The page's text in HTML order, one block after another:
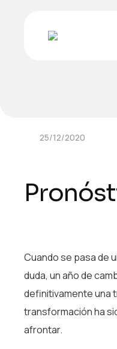
25/12/2020
Cuando se pasa de
duda, un año de
definitivamente una
transformación ha
afrontar.